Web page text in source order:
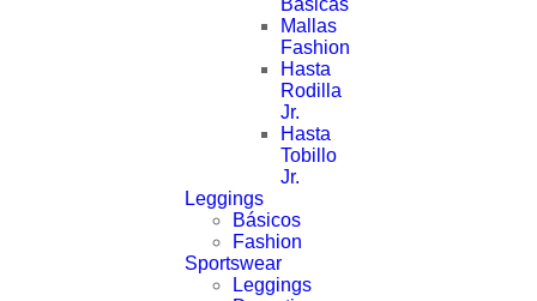
Puntos y Recompensas
Política de Privacidad
Básicas
Mallas
Fashion
Hasta
Rodilla
Jr.
Hasta
Tobillo
Jr.
Leggings
Básicos
Fashion
Sportswear
Leggings